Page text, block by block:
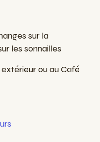
sur la
les sonnailles
ou au Café